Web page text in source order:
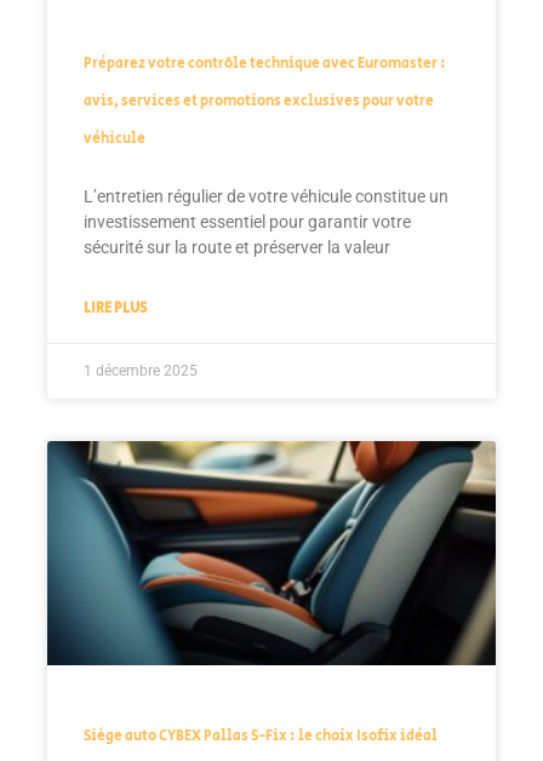
Préparez votre contrôle technique avec Euromaster :
avis, services et promotions exclusives pour votre
véhicule
L’entretien régulier de votre véhicule constitue un
investissement essentiel pour garantir votre
sécurité sur la route et préserver la valeur
LIRE PLUS
1 décembre 2025
Siège auto CYBEX Pallas S-Fix : le choix Isofix idéal